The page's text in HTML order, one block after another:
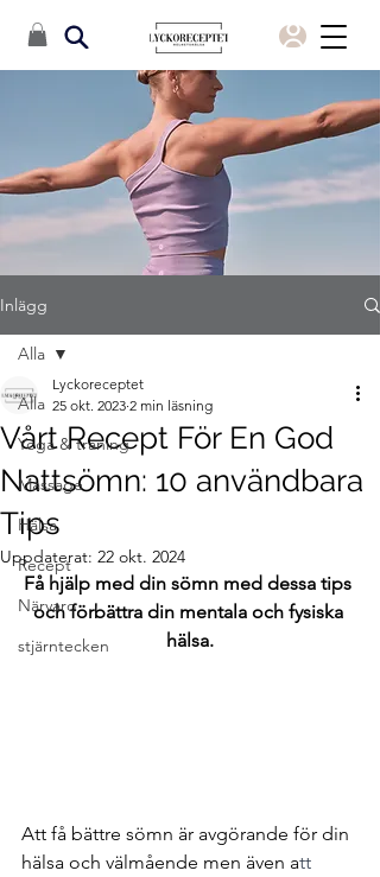
Inlägg
Alla
Yoga & träning
Massage
Hälsa
Recept
Närvaro
stjärntecken
Alla
Vårt Recept För En God
Nattsömn: 10 användbara
Tips
Lyckoreceptet
25 okt. 2023 2 min läsning
Uppdaterat: 22 okt. 2024
Få hjälp med din sömn med dessa tips
och förbättra din mentala och fysiska
hälsa.
Att få bättre sömn är avgörande för din
hälsa och välmående men även att